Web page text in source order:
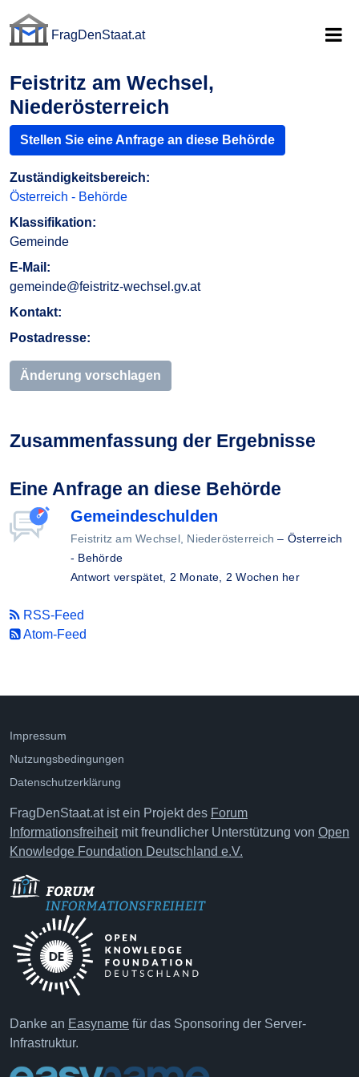
FragDenStaat.at
Feistritz am Wechsel,
Niederösterreich
Stellen Sie eine Anfrage an diese Behörde
Zuständigkeitsbereich:
Österreich - Behörde
Klassifikation:
Gemeinde
E-Mail:
gemeinde@feistritz-wechsel.gv.at
Kontakt:
Postadresse:
Änderung vorschlagen
Zusammenfassung der Ergebnisse
Eine Anfrage an diese Behörde
Gemeindeschulden
Feistritz am Wechsel, Niederösterreich – Österreich
- Behörde
Antwort verspätet, 2 Monate, 2 Wochen her
RSS-Feed
Atom-Feed
Impressum
Nutzungsbedingungen
Datenschutzerklärung
FragDenStaat.at ist ein Projekt des Forum
Informationsfreiheitmit freundlicher Unterstützung von Open
Knowledge Foundation Deutschland e.V.
Danke an Easyname für das Sponsoring der Server-
Infrastruktur.